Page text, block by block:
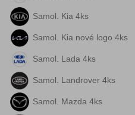
Samol. Kia 4ks
Samol. Kia nové logo 4ks
Samol. Lada 4ks
Samol. Landrover 4ks
Samol. Mazda 4ks